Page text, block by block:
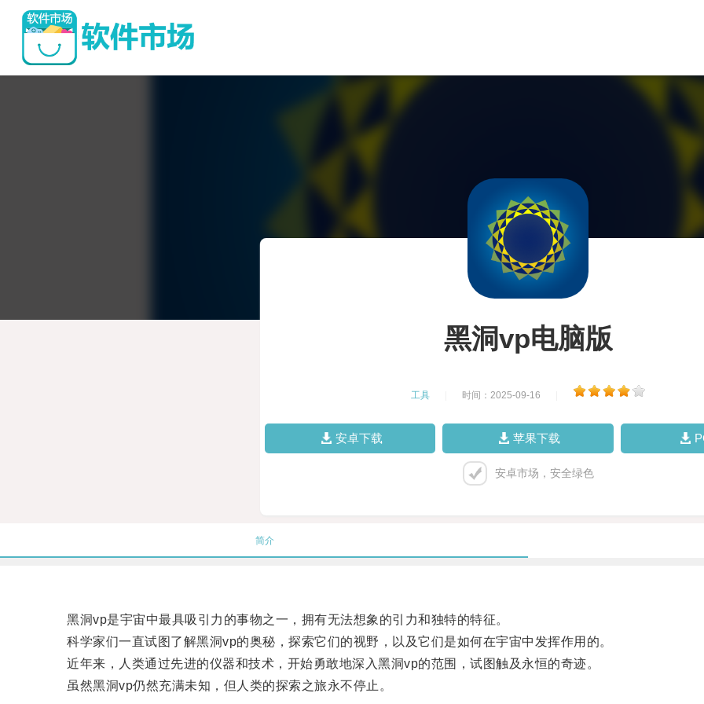
黑洞vp电脑版
工具 时间：2025-09-16
安卓下载 苹果下载
安卓市场，安全绿色
简介
黑洞vp是宇宙中最具吸引力的事物之一，拥有无法想象的引力和独特的特征。
科学家们一直试图了解黑洞vp的奥秘，探索它们的视野，以及它们是如何在宇宙中发挥作用的。
近年来，人类通过先进的仪器和技术，开始勇敢地深入黑洞vp的范围，试图触及永恒的奇迹。
虽然黑洞vp仍然充满未知，但人类的探索之旅永不停止。